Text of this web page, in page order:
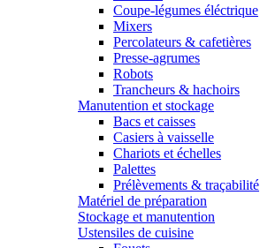
Coupe-légumes éléctrique
Mixers
Percolateurs & cafetières
Presse-agrumes
Robots
Trancheurs & hachoirs
Manutention et stockage
Bacs et caisses
Casiers à vaisselle
Chariots et échelles
Palettes
Prélèvements & traçabilité
Matériel de préparation
Stockage et manutention
Ustensiles de cuisine